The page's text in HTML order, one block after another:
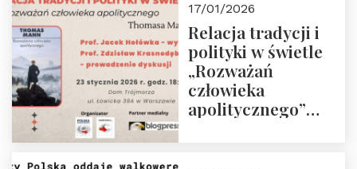
17/01/2026
Relacja tradycji i
polityki w świetle
„Rozważań
człowieka
apolitycznego”